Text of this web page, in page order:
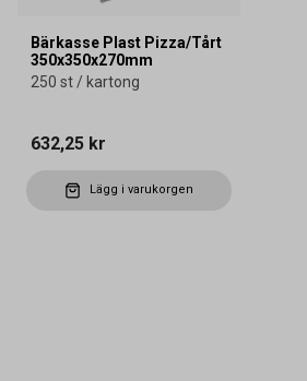
Bärkasse Plast Pizza/Tårt
350x350x270mm
250 st / kartong
632,25 kr
Lägg i varukorgen